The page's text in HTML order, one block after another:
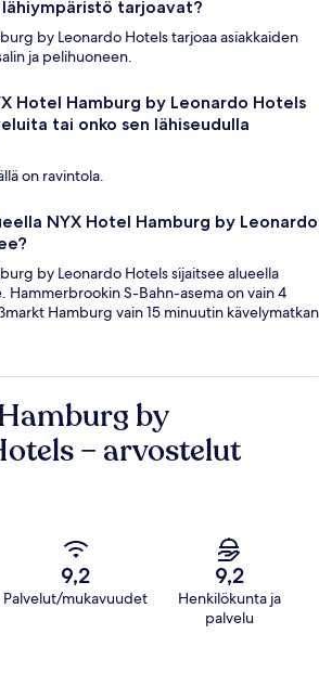
lähiympäristö tarjoavat?
by Leonardo Hotels tarjoaa asiakkaiden
ja pelihuoneen.
Hotel Hamburg by Leonardo Hotels
tai onko sen lähiseudulla
on ravintola.
NYX Hotel Hamburg by Leonardo
by Leonardo Hotels sijaitsee alueella
S-Bahn-asema on vain 4
Hamburg vain 15 minuutin kävelymatkan
by
– arvostelut
9,2
Palvelut/mukavuudet
9,2
Henkilökunta ja
palvelu